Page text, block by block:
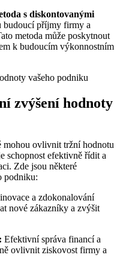
s diskontovanými
budoucí příjmy firmy a
metoda může poskytnout
k budoucím výkonnostním
zvýšení hodnoty
mohou ovlivnit tržní hodnotu
schopnost efektivně řídit a
Zde jsou některé
podniku:
a zdokonalování
nové zákazníky a zvýšit
Efektivní správa financí a
ovlivnit ziskovost firmy a